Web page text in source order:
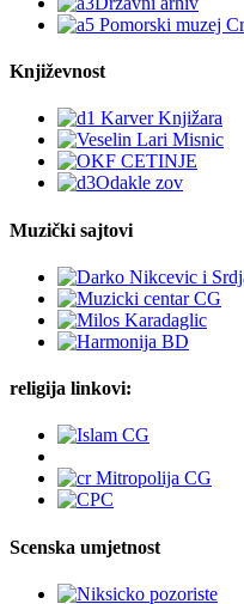
Književnost
Muzički sajtovi
religija linkovi:
Scenska umjetnost